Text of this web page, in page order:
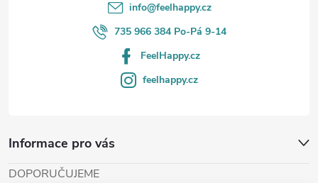
info@feelhappy.cz
735 966 384 Po-Pá 9-14
FeelHappy.cz
feelhappy.cz
Informace pro vás
DOPORUČUJEME